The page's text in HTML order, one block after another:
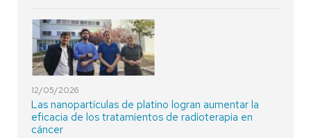
12/05/2026
Las nanopartículas de platino logran aumentar la
eficacia de los tratamientos de radioterapia en
cáncer